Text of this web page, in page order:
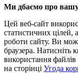
Ми дбаємо про вашу
Цей веб-сайт
статистичних цілей,
роботи сайту. Ви
браузера. Натисніть
використання
на сторінці Угода